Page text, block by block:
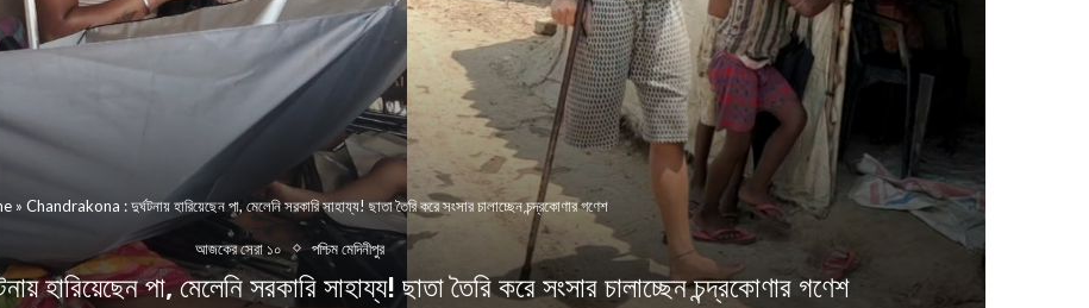
» Chandrakona : দুর্ঘটনায় হারিয়েছেন পা, মেলেনি সরকারি সাহায্য! ছাতা তৈরি করে সংসার চালাচ্ছেন চন্দ্রকোণার গণেশ
আজকের সেরা ১০ পশ্চিম মেদিনীপুর
পা, মেলেনি সরকারি সাহায্য! ছাতা তৈরি করে সংসার চালাচ্ছেন চন্দ্রকোণার গণেশ